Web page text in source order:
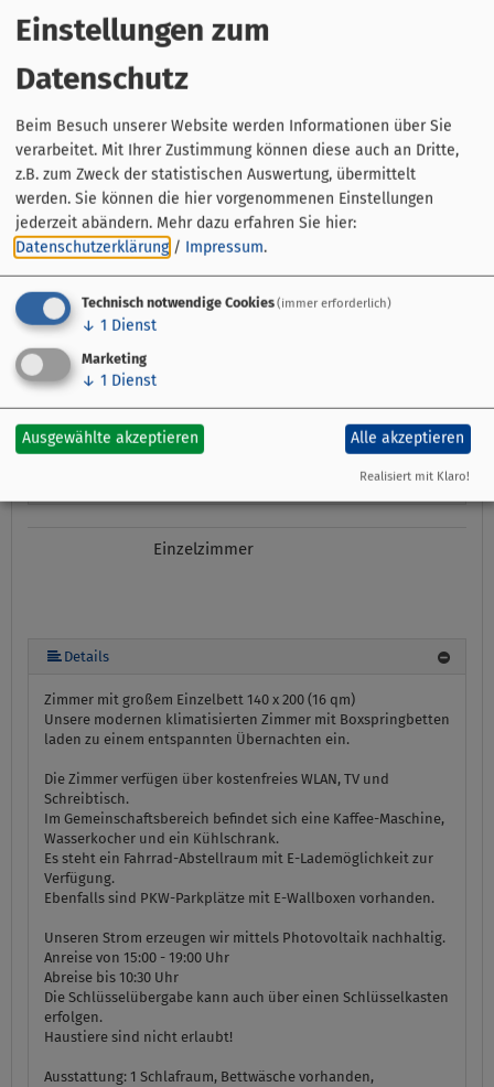
Im Gemeinschaftsbereich befindet sich eine Kaffee-Maschine,
Wasserkocher und ein Kühlschrank.
Verfügung.
Ebenfalls sind PKW-Parkplätze mit E-Wallboxen vorhanden.
Unseren Strom erzeugen wir mittels Photovoltaik nachhaltig.
Anreise von 15:00 - 19:00 Uhr
Abreise bis 10:30 Uhr
Die Schlüsselübergabe kann auch über einen Schlüsselkasten
erfolgen.
Haustiere sind nicht erlaubt!
Ausstattung:1 Schlafraum, Bettwäsche vorhanden,
Doppelbett, Fenster können geöffnet werden, Fernseher,
Fußende der Betten offen, Handtücher vorhanden, Kaffee und
Teekocher, Kaffeemaschine, Klimaanlage im Zimmer,
Kühlschrank, Nichtraucherzimmer, Rauchmelder,
Schreibtisch, Wireless Lan im ZimmerSanitär:WC, WC und
Dusche, WaschbeckenLage: Haupthaus, Neubau
Einzelzimmer
Details
Zimmer mit großem Einzelbett 140 x 200 (16 qm)
Unsere modernen klimatisierten Zimmer mit Boxspringbetten
laden zu einem entspannten Übernachten ein.
Die Zimmer verfügen über kostenfreies WLAN, TV und
Schreibtisch.
Im Gemeinschaftsbereich befindet sich eine Kaffee-Maschine,
Wasserkocher und ein Kühlschrank.
Es steht ein Fahrrad-Abstellraum mit E-Lademöglichkeit zur
Verfügung.
Ebenfalls sind PKW-Parkplätze mit E-Wallboxen vorhanden.
Unseren Strom erzeugen wir mittels Photovoltaik nachhaltig.
Anreise von 15:00 - 19:00 Uhr
Abreise bis 10:30 Uhr
Die Schlüsselübergabe kann auch über einen Schlüsselkasten
erfolgen.
Haustiere sind nicht erlaubt!
Ausstattung: 1 Schlafraum, Bettwäsche vorhanden,
Einstellungen zum
Datenschutz
Beim Besuch unserer Website werden Informationen über Sie
verarbeitet. Mit Ihrer Zustimmung können diese auch an Dritte,
z.B. zum Zweck der statistischen Auswertung, übermittelt
werden. Sie können die hier vorgenommenen Einstellungen
jederzeit abändern. Mehr dazu erfahren Sie hier:
Datenschutzerklärung / Impressum.
Technisch notwendige Cookies(immer erforderlich)
↓ 1 Dienst
Marketing
↓ 1 Dienst
Ausgewählte akzeptieren Alle akzeptieren
Realisiert mit Klaro!